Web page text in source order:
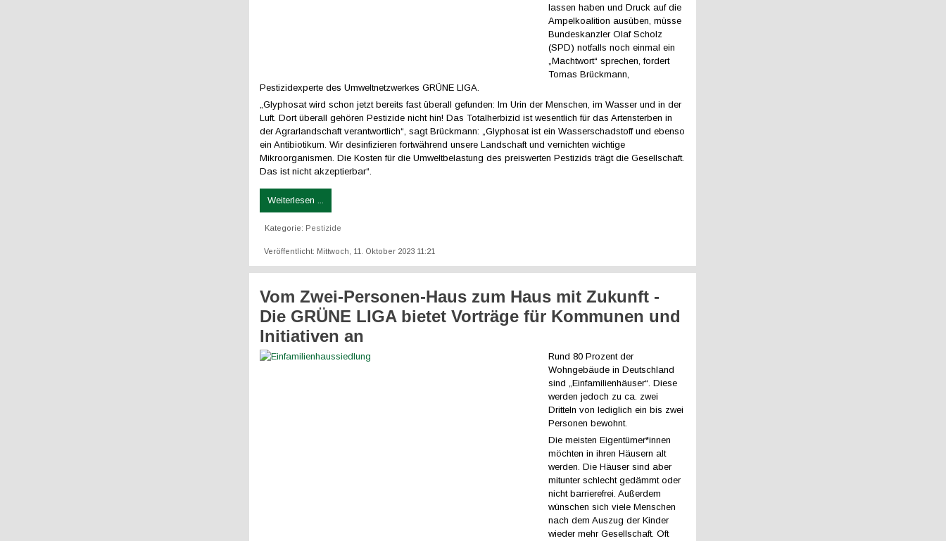
lassen haben und Druck auf die
Ampelkoalition ausüben, müsse
Bundeskanzler Olaf Scholz
(SPD) notfalls noch einmal ein
„Machtwort“ sprechen, fordert
Tomas Brückmann,
Pestizidexperte des Umweltnetzwerkes GRÜNE LIGA.
„Glyphosat wird schon jetzt bereits fast überall gefunden: Im Urin der Menschen, im Wasser und in der
Luft. Dort überall gehören Pestizide nicht hin! Das Totalherbizid ist wesentlich für das Artensterben in
der Agrarlandschaft verantwortlich“, sagt Brückmann: „Glyphosat ist ein Wasserschadstoff und ebenso
ein Antibiotikum. Wir desinfizieren fortwährend unsere Landschaft und vernichten wichtige
Mikroorganismen. Die Kosten für die Umweltbelastung des preiswerten Pestizids trägt die Gesellschaft.
Das ist nicht akzeptierbar“.
Weiterlesen ...
Kategorie: Pestizide
Veröffentlicht: Mittwoch, 11. Oktober 2023 11:21
Vom Zwei-Personen-Haus zum Haus mit Zukunft -
Die GRÜNE LIGA bietet Vorträge für Kommunen und
Initiativen an
Rund 80 Prozent der
Wohngebäude in Deutschland
sind „Einfamilienhäuser“. Diese
werden jedoch zu ca. zwei
Dritteln von lediglich ein bis zwei
Personen bewohnt.
Die meisten Eigentümer*innen
möchten in ihren Häusern alt
werden. Die Häuser sind aber
mitunter schlecht gedämmt oder
nicht barrierefrei. Außerdem
wünschen sich viele Menschen
nach dem Auszug der Kinder
wieder mehr Gesellschaft. Oft